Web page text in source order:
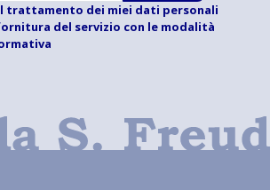
trattamento dei miei dati personali
del servizio con le modalità